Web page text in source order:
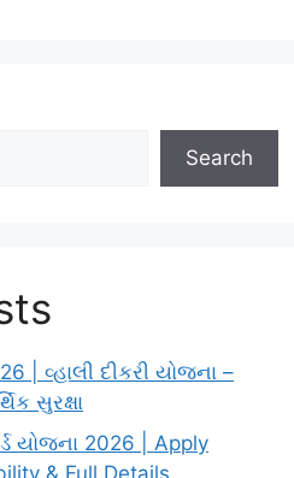
Search
| વ્હાલી દીકરી યોજના –
સુરક્ષા
યોજના 2026 | Apply
& Full Details